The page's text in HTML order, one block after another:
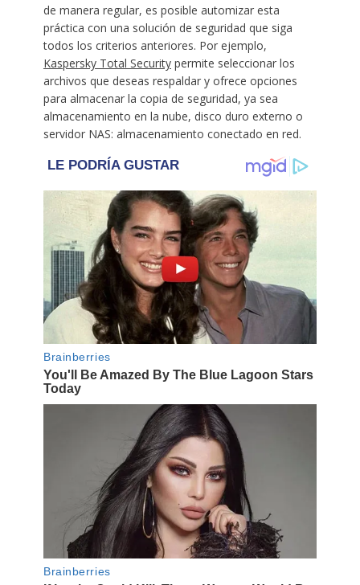
de manera regular, es posible automizar esta
práctica con una solución de seguridad que siga
todos los criterios anteriores. Por ejemplo,
Kaspersky Total Securitypermite seleccionar los
archivos que deseas respaldar y ofrece opciones
para almacenar la copia de seguridad, ya sea
almacenamiento en la nube, disco duro externo o
servidor NAS: almacenamiento conectado en red.